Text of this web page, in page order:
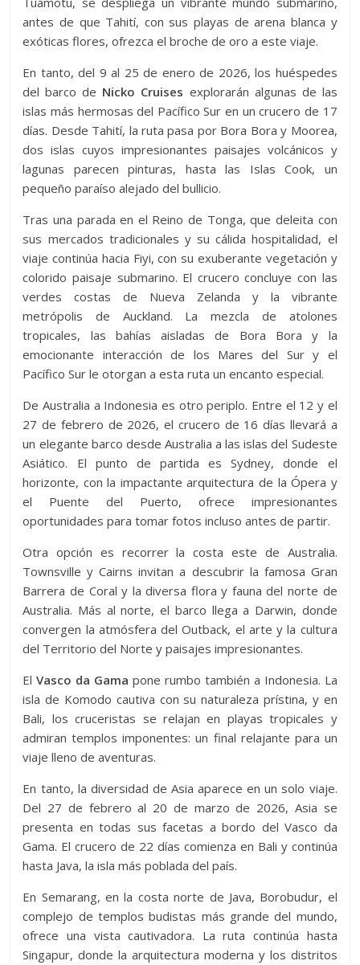
antes de que Tahití, con sus playas de arena blanca y
exóticas flores, ofrezca el broche de oro a este viaje.
En tanto, del 9 al 25 de enero de 2026, los huéspedes
del barco de Nicko Cruises explorarán algunas de las
islas más hermosas del Pacífico Sur en un crucero de 17
días. Desde Tahití, la ruta pasa por Bora Bora y Moorea,
dos islas cuyos impresionantes paisajes volcánicos y
lagunas parecen pinturas, hasta las Islas Cook, un
pequeño paraíso alejado del bullicio.
Tras una parada en el Reino de Tonga, que deleita con
sus mercados tradicionales y su cálida hospitalidad, el
viaje continúa hacia Fiyi, con su exuberante vegetación y
colorido paisaje submarino. El crucero concluye con las
verdes costas de Nueva Zelanda y la vibrante
metrópolis de Auckland. La mezcla de atolones
tropicales, las bahías aisladas de Bora Bora y la
emocionante interacción de los Mares del Sur y el
Pacífico Sur le otorgan a esta ruta un encanto especial.
De Australia a Indonesia es otro periplo. Entre el 12 y el
27 de febrero de 2026, el crucero de 16 días llevará a
un elegante barco desde Australia a las islas del Sudeste
Asiático. El punto de partida es Sydney, donde el
horizonte, con la impactante arquitectura de la Ópera y
el Puente del Puerto, ofrece impresionantes
oportunidades para tomar fotos incluso antes de partir.
Otra opción es recorrer la costa este de Australia.
Townsville y Cairns invitan a descubrir la famosa Gran
Barrera de Coral y la diversa flora y fauna del norte de
Australia. Más al norte, el barco llega a Darwin, donde
convergen la atmósfera del Outback, el arte y la cultura
del Territorio del Norte y paisajes impresionantes.
ElVasco da Gama pone rumbo también a Indonesia. La
isla de Komodo cautiva con su naturaleza prístina, y en
Bali, los cruceristas se relajan en playas tropicales y
admiran templos imponentes: un final relajante para un
viaje lleno de aventuras.
En tanto, la diversidad de Asia aparece en un solo viaje.
Del 27 de febrero al 20 de marzo de 2026, Asia se
presenta en todas sus facetas a bordo del Vasco da
Gama. El crucero de 22 días comienza en Bali y continúa
hasta Java, la isla más poblada del país.
En Semarang, en la costa norte de Java, Borobudur, el
complejo de templos budistas más grande del mundo,
ofrece una vista cautivadora. La ruta continúa hasta
Singapur, donde la arquitectura moderna y los distritos